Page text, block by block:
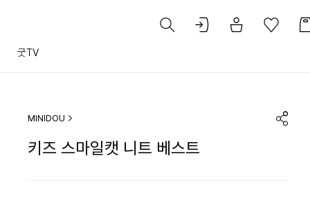
굿TV
MINIDOU
키즈 스마일캣 니트 베스트